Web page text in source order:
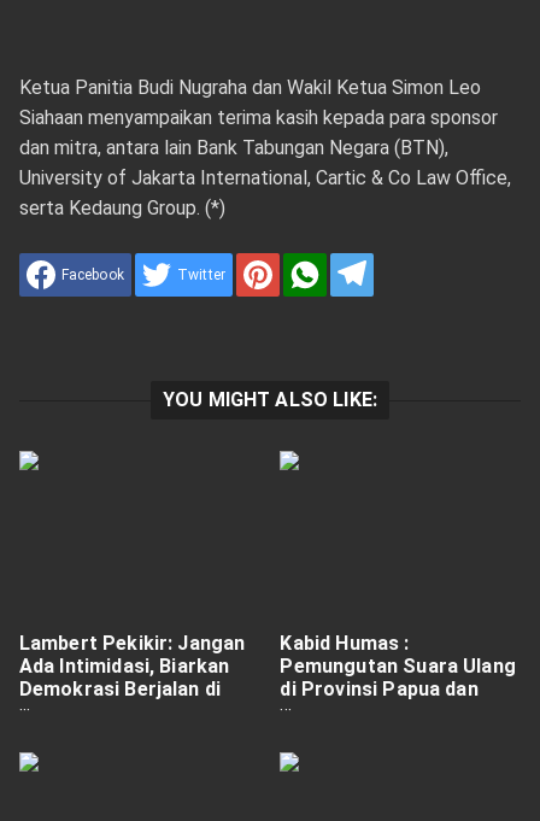
Ketua Panitia Budi Nugraha dan Wakil Ketua Simon Leo
Siahaan menyampaikan terima kasih kepada para sponsor
dan mitra, antara lain Bank Tabungan Negara (BTN),
University of Jakarta International, Cartic & Co Law Office,
serta Kedaung Group. (*)
Facebook Twitter
YOU MIGHT ALSO LIKE:
Lambert Pekikir: Jangan
Ada Intimidasi, Biarkan
Demokrasi Berjalan di
Keerom
Kabid Humas :
Pemungutan Suara Ulang
di Provinsi Papua dan
Kabupaten Boven Digoel,
Berjalan Aman